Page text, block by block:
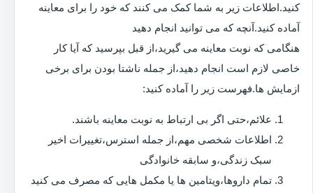
کنید.اطلاعات زیر به شما کمک می کنند که خود را برای معاینه
آماده کنید.آنچه که می توانید انجام دهید
هنگامی که نوبت معاینه می گیرید،از قبل بپرسید که آیا کار
خاصی لازم است انجام دهید،از جمله ناشتا بودن برای برخی
ازمایش ها.فهرست زیر را آماده کنید:
علائم،حتی اگر بی ارتباط به نوبت معاینه باشند.
اطلاعات شخصی مهم،از جمله استرس،تغییرات اخیر
سبک زندگی،و سابقه خانوادگی
تمام داروها،ویتامین ها یا مکمل هایی که مصرف می کنید